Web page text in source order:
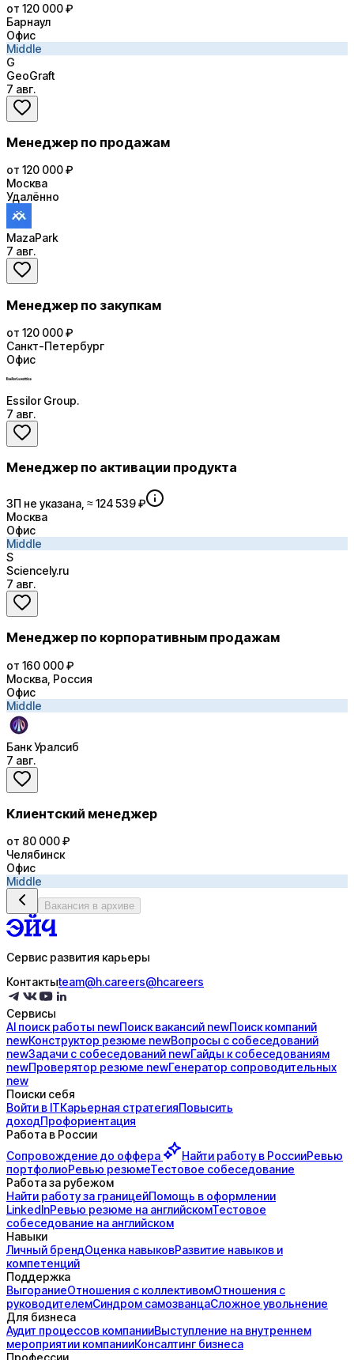
от 120 000 ₽
Барнаул
Офис
Middle
G
GeoGraft
7 авг.
Менеджер по продажам
от 120 000 ₽
Москва
Удалённо
MazaPark
7 авг.
Менеджер по закупкам
от 120 000 ₽
Санкт-Петербург
Офис
Essilor Group.
7 авг.
Менеджер по активации продукта
ЗП не указана, ≈ 124 539 ₽
Москва
Офис
Middle
S
Sciencely.ru
7 авг.
Менеджер по корпоративным продажам
от 160 000 ₽
Москва, Россия
Офис
Middle
Банк Уралсиб
7 авг.
Клиентский менеджер
от 80 000 ₽
Челябинск
Офис
Middle
Вакансия в архиве
Сервис развития карьеры
Контактыteam@h.careers@hcareers
Сервисы
AI поискработы newПоисквакансий newПоисккомпаний
newКонструктор резюме newВопросы с собеседований
newЗадачи с собеседований newГайды ксобеседованиям
newПроверятор резюме newГенератор сопроводительных
new
Поиски себя
Войти в ITКарьерная стратегияПовысить
доходПрофориентация
Работа в России
Сопровождение до оффера Найти работу в РоссииРевью
портфолиоРевью резюмеТестовое собеседование
Работа за рубежом
Найти работу за границейПомощь в оформлении
LinkedInРевью резюме на английскомТестовое
собеседование на английском
Навыки
Личный брендОценка навыковРазвитие навыков и
компетенций
Поддержка
ВыгораниеОтношения с коллективомОтношения с
руководителемСиндром самозванцаСложное увольнение
Для бизнеса
Аудит процессов компанииВыступление на внутреннем
мероприятии компанииКонсалтинг бизнеса